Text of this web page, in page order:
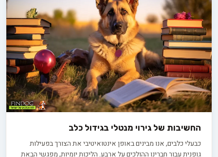
החשיבות של גירוי מנטלי בגידול כלב
כבעלי כלבים, אנו מבינים באופן אינטואיטיבי את הצורך בפעילות
גופנית עבור חברינו ההולכים על ארבע. הליכות יומיות, מפגשי הבאת